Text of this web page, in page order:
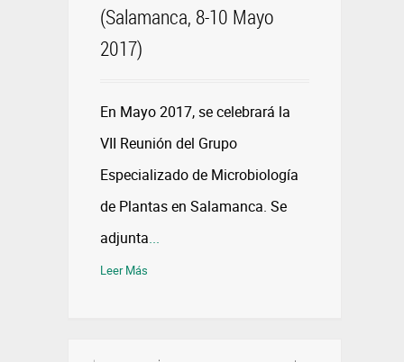
(Salamanca, 8-10 Mayo
2017)
En Mayo 2017, se celebrará la
VII Reunión del Grupo
Especializado de Microbiología
de Plantas en Salamanca. Se
adjunta...
Leer Más